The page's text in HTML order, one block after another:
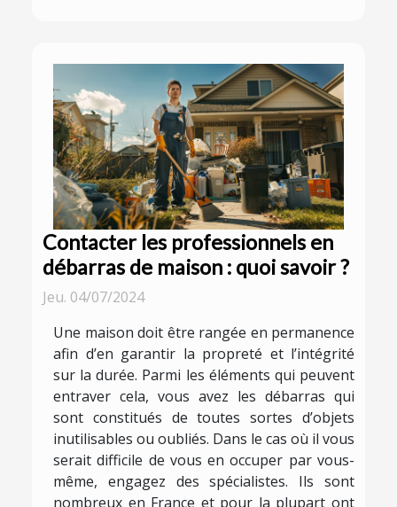
Contacter les professionnels en
débarras de maison : quoi savoir ?
Jeu. 04/07/2024
Une maison doit être rangée en permanence
afin d’en garantir la propreté et l’intégrité
sur la durée. Parmi les éléments qui peuvent
entraver cela, vous avez les débarras qui
sont constitués de toutes sortes d’objets
inutilisables ou oubliés. Dans le cas où il vous
serait difficile de vous en occuper par vous-
même, engagez des spécialistes. Ils sont
nombreux en France et pour la plupart ont